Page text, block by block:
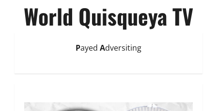
World Quisqueya TV
Payed Adversiting